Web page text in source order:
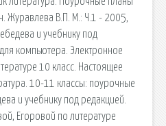
Журавлева В.П. М.: Ч.1 - 2005,
и учебнику под
компьютера. Электронное
10 класс. Настоящее
10-11 классы: поурочные
и учебнику под редакцией.
Егоровой по литературе